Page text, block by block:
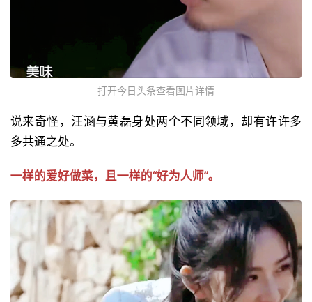
打开今日头条查看图片详情
说来奇怪，汪涵与黄磊身处两个不同领域，却有许许多
多共通之处。
一样的爱好做菜，且一样的“好为人师”。